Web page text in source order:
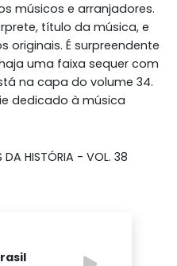
músicos e arranjadores.
título da música, e
É surpreendente
uma faixa sequer com
na capa do volume 34.
dedicado à música